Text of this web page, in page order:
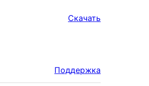
Скачать
Поддержка